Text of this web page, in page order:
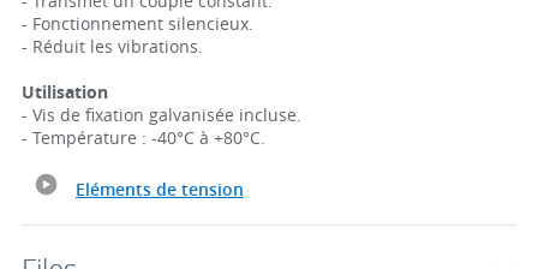
- Fonctionnement silencieux.
- Réduit les vibrations.
Utilisation
- Vis de fixation galvanisée incluse.
- Température : -40°C à +80°C.
Eléments de tension